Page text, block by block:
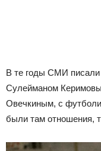
В те годы СМИ писали
Сулейманом
Овечкиным, с
были там отношения,